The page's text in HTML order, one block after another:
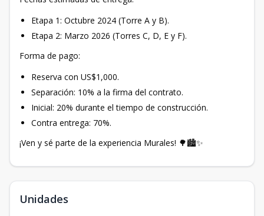
Etapa 1: Octubre 2024 (Torre A y B).
Etapa 2: Marzo 2026 (Torres C, D, E y F).
Forma de pago:
Reserva con US$1,000.
Separación: 10% a la firma del contrato.
Inicial: 20% durante el tiempo de construcción.
Contra entrega: 70%.
¡Ven y sé parte de la experiencia Murales! 🌳🏙️✨
Unidades